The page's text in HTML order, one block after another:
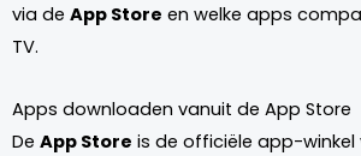
via de App Store en welke apps
TV.
Apps downloaden vanuit de App Store
De App Store is de officiële app-winkel